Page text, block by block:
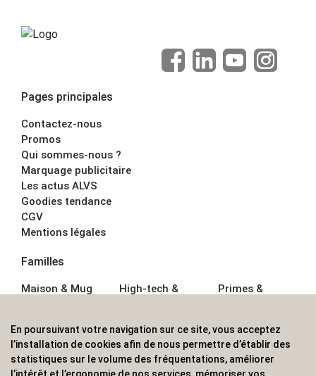
Pages principales
Contactez-nous
Promos
Qui sommes-nous ?
Marquage publicitaire
Les actus ALVS
Goodies tendance
CGV
Mentions légales
Familles
Maison & Mug
Écriture
Bagagerie sacs
High-tech &
Sport &
Outdoor
Enfant
Primes &
Boisson
Textile &
Casquette
En poursuivant votre navigation sur ce site, vous acceptez
l’installation de cookies afin de nous permettre d’établir des
statistiques sur le volume des fréquentations, améliorer